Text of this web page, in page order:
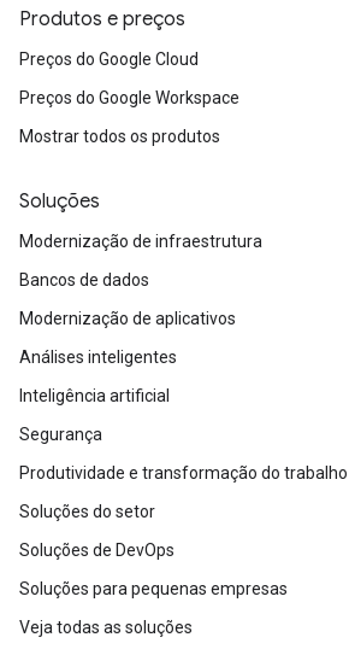
Produtos e preços
Preços do Google Cloud
Preços do Google Workspace
Mostrar todos os produtos
Soluções
Modernização de infraestrutura
Bancos de dados
Modernização de aplicativos
Análises inteligentes
Inteligência artificial
Segurança
Produtividade e transformação do trabalho
Soluções do setor
Soluções de DevOps
Soluções para pequenas empresas
Veja todas as soluções